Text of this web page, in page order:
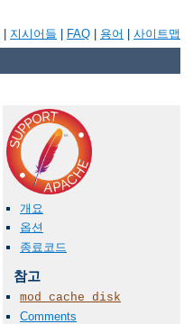
지시어들 FAQ 용어 사이트맵
개요
옵션
종료코드
참고
mod_cache_disk
Comments